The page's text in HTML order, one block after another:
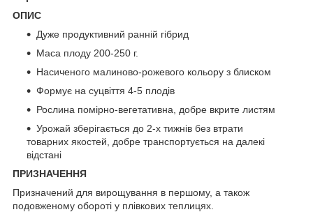
ОПИС
Дуже продуктивний ранній гібрид
Маса плоду 200-250 г.
Насиченого малиново-рожевого кольору з блиском
Формує на суцвіття 4-5 плодів
Рослина помірно-вегетативна, добре вкрите листям
Урожай зберігається до 2-х тижнів без втрати
товарних якостей, добре транспортується на далекі
відстані
ПРИЗНАЧЕННЯ
Призначений для вирощування в першому, а також
подовженому обороті у плівкових теплицях.